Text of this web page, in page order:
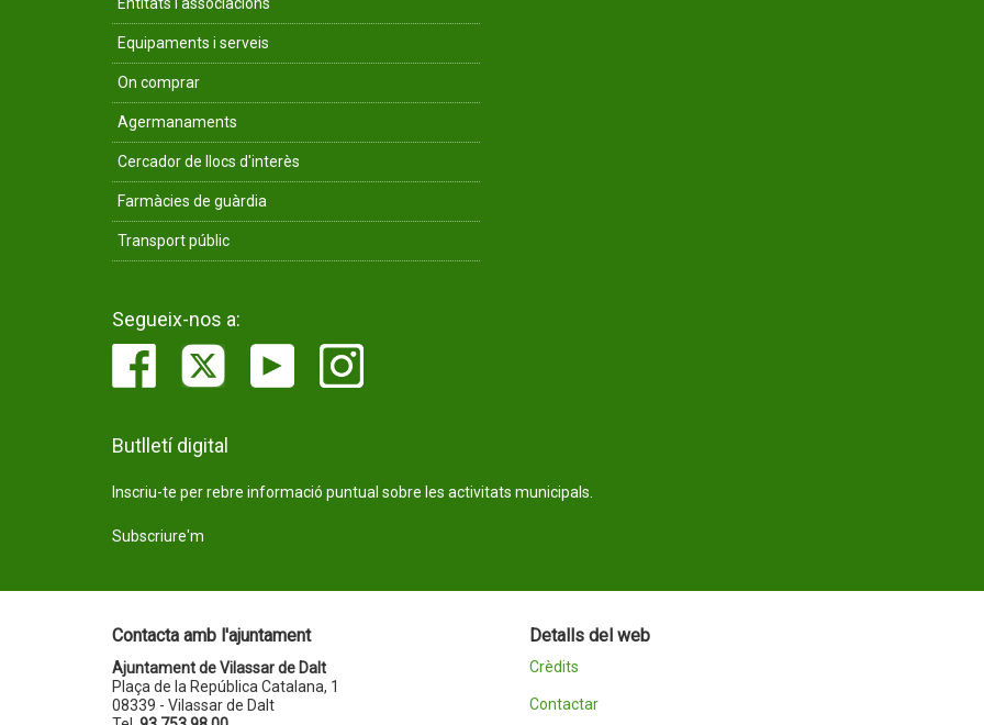
Equipaments i serveis
On comprar
Agermanaments
Cercador de llocs d'interès
Farmàcies de guàrdia
Transport públic
Segueix-nos a:
Butlletí digital
Inscriu-te per rebre informació puntual sobre les activitats municipals.
Subscriure'm
Contacta amb l'ajuntament
Ajuntament de Vilassar de Dalt
Plaça de la República Catalana, 1
08339 - Vilassar de Dalt
Detalls del web
Crèdits
Contactar